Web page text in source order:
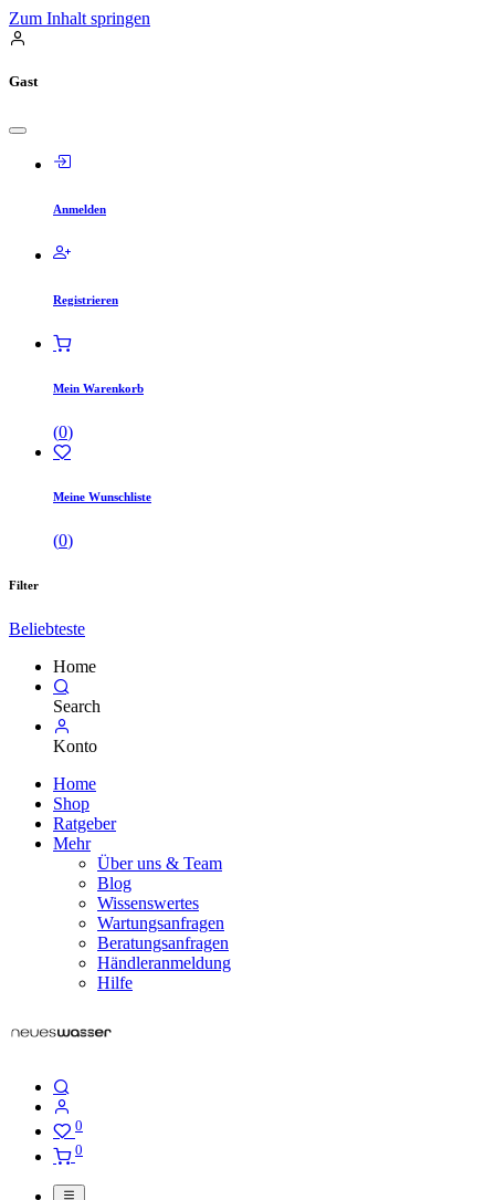
Zum Inhalt springen
Gast
Anmelden
Registrieren
Mein Warenkorb
(0)
Meine Wunschliste
(0)
Filter
Beliebteste
Home
Search
Konto
Home
Shop
Ratgeber
Mehr
Über uns & Team
Blog
Wissenswertes
Wartungsanfragen
Beratungsanfragen
Händleranmeldung
Hilfe
0
0